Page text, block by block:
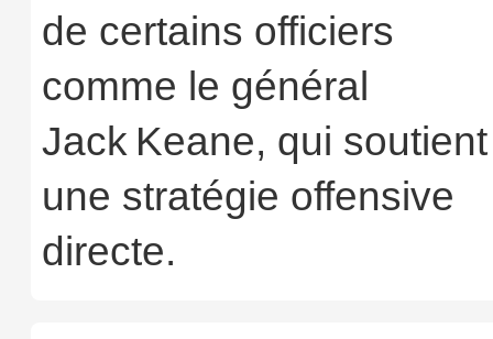
de certains officiers
comme le général
Jack Keane, qui soutient
une stratégie offensive
directe.